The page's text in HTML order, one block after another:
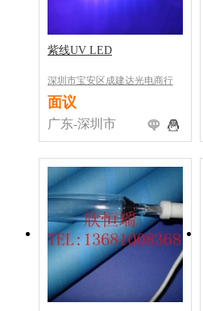
紫线UV LED
深圳市宝安区成建达光电商行
面议
广东-深圳市